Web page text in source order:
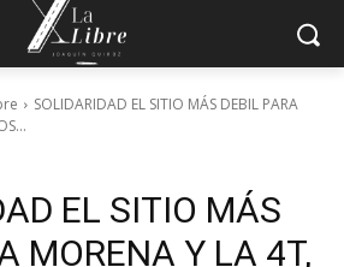
SOLIDARIDAD EL SITIO MÁS DEBIL PARA
EL SITIO MÁS
MORENA Y LA 4T,